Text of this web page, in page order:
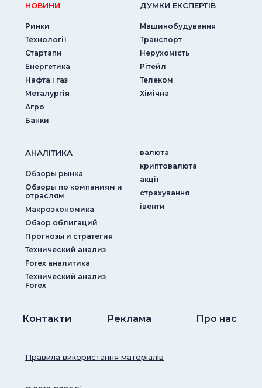
НОВИНИ
Ринки
Технології
Стартапи
Енергетика
Нафта і газ
Металургія
Агро
Банки
ДУМКИ ЕКСПЕРТIВ
Машинобудування
Транспорт
Нерухомість
Рітейл
Телеком
Хімічна
АНАЛIТИКА
Обзоры рынка
Обзоры по компаниям и
отраслям
Макроэкономика
Обзор облигаций
Прогнозы и стратегия
Технический анализ
Forex аналитика
Технический анализ
Forex
валюта
криптовалюта
акції
страхування
iвенти
Контакти Реклама Про нас
Правила використання матеріалів